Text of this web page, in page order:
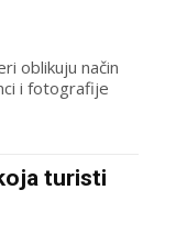
oblikuju način
i fotografije
turisti